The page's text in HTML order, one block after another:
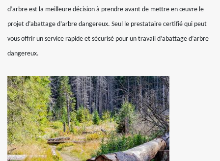
d’arbre est la meilleure décision à prendre avant de mettre en œuvre le
projet d’abattage d’arbre dangereux. Seul le prestataire certifié qui peut
vous offrir un service rapide et sécurisé pour un travail d’abattage d’arbre
dangereux.